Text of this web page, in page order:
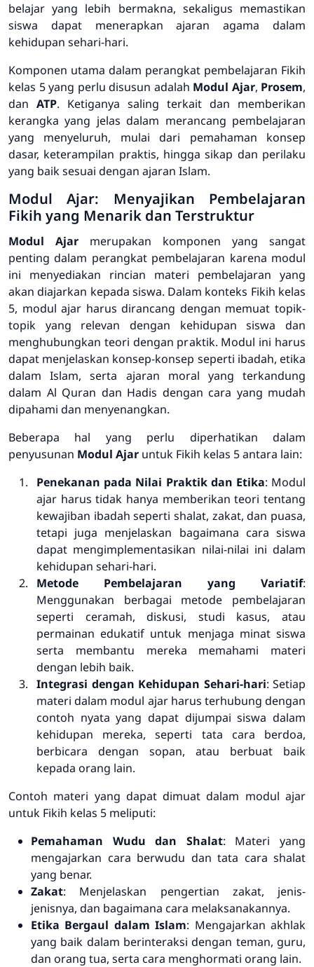
belajar yang lebih bermakna, sekaligus memastikan
siswa dapat menerapkan ajaran agama dalam
kehidupan sehari-hari.
Komponen utama dalam perangkat pembelajaran Fikih
kelas 5 yang perlu disusun adalah Modul Ajar, Prosem,
dan ATP. Ketiganya saling terkait dan memberikan
kerangka yang jelas dalam merancang pembelajaran
yang menyeluruh, mulai dari pemahaman konsep
dasar, keterampilan praktis, hingga sikap dan perilaku
yang baik sesuai dengan ajaran Islam.
Modul Ajar: Menyajikan Pembelajaran
Fikih yang Menarik dan Terstruktur
Modul Ajar merupakan komponen yang sangat
penting dalam perangkat pembelajaran karena modul
ini menyediakan rincian materi pembelajaran yang
akan diajarkan kepada siswa. Dalam konteks Fikih kelas
5, modul ajar harus dirancang dengan memuat topik-
topik yang relevan dengan kehidupan siswa dan
menghubungkan teori dengan praktik. Modul ini harus
dapat menjelaskan konsep-konsep seperti ibadah, etika
dalam Islam, serta ajaran moral yang terkandung
dalam Al Quran dan Hadis dengan cara yang mudah
dipahami dan menyenangkan.
Beberapa hal yang perlu diperhatikan dalam
penyusunan Modul Ajar untuk Fikih kelas 5 antara lain:
Penekanan pada Nilai Praktik dan Etika: Modul
ajar harus tidak hanya memberikan teori tentang
kewajiban ibadah seperti shalat, zakat, dan puasa,
tetapi juga menjelaskan bagaimana cara siswa
dapat mengimplementasikan nilai-nilai ini dalam
kehidupan sehari-hari.
Metode Pembelajaran yang Variatif:
Menggunakan berbagai metode pembelajaran
seperti ceramah, diskusi, studi kasus, atau
permainan edukatif untuk menjaga minat siswa
serta membantu mereka memahami materi
dengan lebih baik.
Integrasi dengan Kehidupan Sehari-hari: Setiap
materi dalam modul ajar harus terhubung dengan
contoh nyata yang dapat dijumpai siswa dalam
kehidupan mereka, seperti tata cara berdoa,
berbicara dengan sopan, atau berbuat baik
kepada orang lain.
Contoh materi yang dapat dimuat dalam modul ajar
untuk Fikih kelas 5 meliputi:
Pemahaman Wudu dan Shalat: Materi yang
mengajarkan cara berwudu dan tata cara shalat
yang benar.
Zakat: Menjelaskan pengertian zakat, jenis-
jenisnya, dan bagaimana cara melaksanakannya.
Etika Bergaul dalam Islam: Mengajarkan akhlak
yang baik dalam berinteraksi dengan teman, guru,
dan orang tua, serta cara menghormati orang lain.